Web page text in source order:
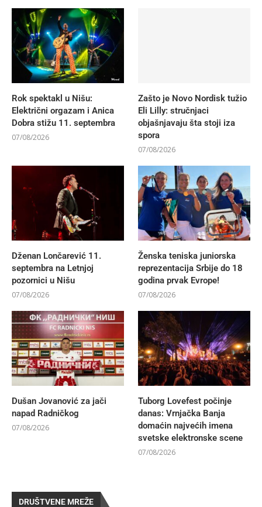
Rok spektakl u Nišu:
Električni orgazam i Anica
Dobra stižu 11. septembra
07/08/2026
Zašto je Novo Nordisk tužio
Eli Lilly: stručnjaci
objašnjavaju šta stoji iza
spora
07/08/2026
Dženan Lončarević 11.
septembra na Letnjoj
pozornici u Nišu
07/08/2026
Ženska teniska juniorska
reprezentacija Srbije do 18
godina prvak Evrope!
07/08/2026
Dušan Jovanović za jači
napad Radničkog
07/08/2026
Tuborg Lovefest počinje
danas: Vrnjačka Banja
domaćin najvećih imena
svetske elektronske scene
07/08/2026
DRUŠTVENE MREŽE